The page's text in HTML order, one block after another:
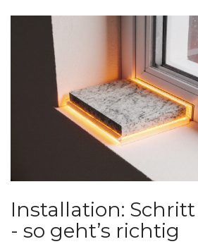
Installation:
- so geht’s richtig